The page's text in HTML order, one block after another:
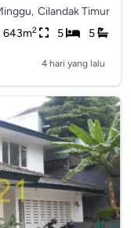
Cilandak Timur
643m2 5 5
4 hari yang lalu